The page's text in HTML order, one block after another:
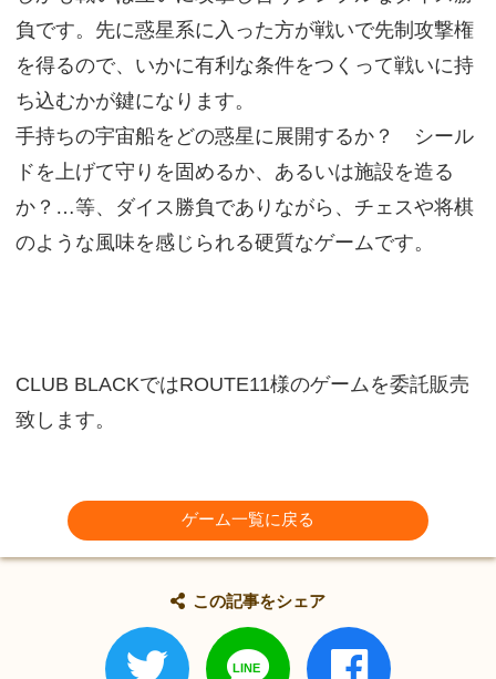
負です。先に惑星系に入った方が戦いで先制攻撃権
を得るので、いかに有利な条件をつくって戦いに持
ち込むかが鍵になります。
手持ちの宇宙船をどの惑星に展開するか？ シール
ドを上げて守りを固めるか、あるいは施設を造る
か？…等、ダイス勝負でありながら、チェスや将棋
のような風味を感じられる硬質なゲームです。
CLUB BLACKではROUTE11様のゲームを委託販売
致します。
ゲーム一覧に戻る
この記事をシェア